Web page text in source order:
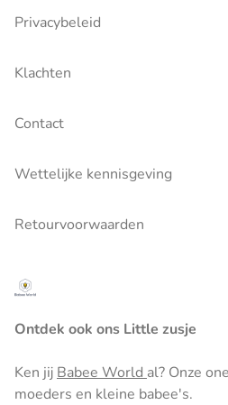
Privacybeleid
Klachten
Contact
Wettelijke kennisgeving
Retourvoorwaarden
Ontdek ook ons Little zusje
Ken jij Babee World al? Onze
moeders en kleine babee's.